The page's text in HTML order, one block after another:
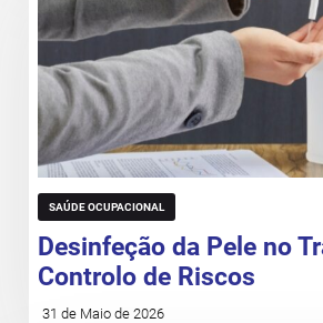
SAÚDE OCUPACIONAL
Desinfeção da Pele no
Controlo de Riscos
31 de Maio de 2026